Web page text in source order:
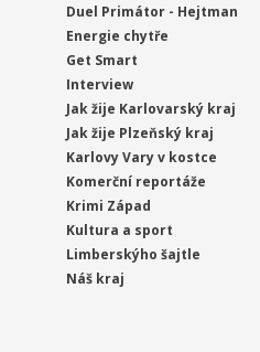
Duel Primátor - Hejtman
Energie chytře
Get Smart
Interview
Jak žije Karlovarský kraj
Jak žije Plzeňský kraj
Karlovy Vary v kostce
Komerční reportáže
Krimi Západ
Kultura a sport
Limberskýho šajtle
Náš kraj